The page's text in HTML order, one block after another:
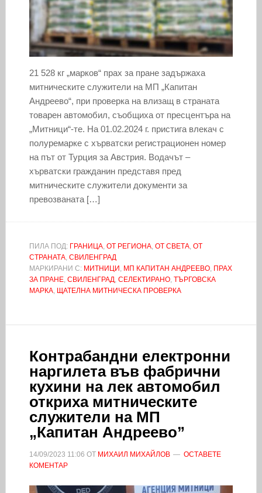
21 528 кг „марков“ прах за пране задържаха
митническите служители на МП „Капитан
Андреево“, при проверка на влизащ в страната
товарен автомобил, съобщиха от пресцентъра на
„Митници“-те. На 01.02.2024 г. пристига влекач с
полуремарке с хърватски регистрационен номер
на път от Турция за Австрия. Водачът –
хърватски гражданин представя пред
митническите служители документи за
превозваната […]
ПИЛА ПОД: ГРАНИЦА, ОТ РЕГИОНА, ОТ СВЕТА, ОТ
СТРАНАТА, СВИЛЕНГРАД
МАРКИРАНИ С: МИТНИЦИ , МП КАПИТАН АНДРЕЕВО, ПРАХ
ЗА ПРАНЕ, СВИЛЕНГРАД, СЕЛЕКТИРАНО, ТЪРГОВСКА
МАРКА, ЩАТЕЛНА МИТНИЧЕСКА ПРОВЕРКА
Контрабандни електронни
наргилета във фабрични
кухини на лек автомобил
откриха митническите
служители на МП
„Капитан Андреево”
14/09/2023 11:06 ОТ МИХАИЛ МИХАЙЛОВ
ОСТАВЕТЕ
КОМЕНТАР